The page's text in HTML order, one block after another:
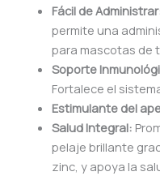
Fácil de
permite una
para mascotas de
Soporte
Fortalece el
Estimulante del
Salud Integral:
pelaje brillante
zinc, y apoya la